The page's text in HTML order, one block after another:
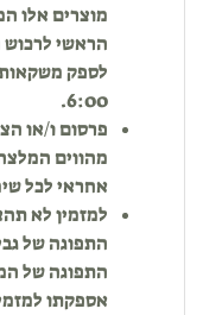
הראשי לרכוש
6:00.
פרסום ו/או
מהווים
אחראי לכל
למזמין לא
התפוגה של
התפוגה של
אספקתו